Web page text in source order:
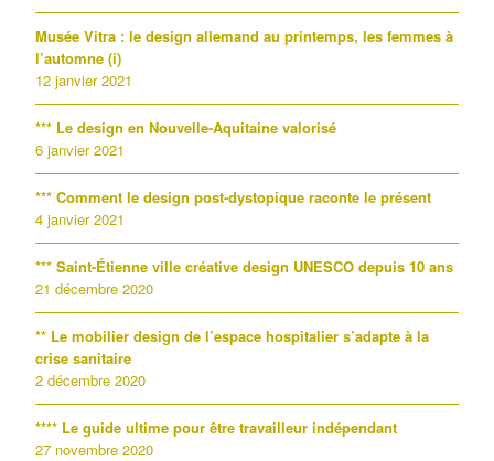
Musée Vitra : le design allemand au printemps, les femmes à
l’automne (i)
12 janvier 2021
*** Le design en Nouvelle-Aquitaine valorisé
6 janvier 2021
*** Comment le design post-dystopique raconte le présent
4 janvier 2021
*** Saint-Étienne ville créative design UNESCO depuis 10 ans
21 décembre 2020
** Le mobilier design de l’espace hospitalier s’adapte à la
crise sanitaire
2 décembre 2020
**** Le guide ultime pour être travailleur indépendant
27 novembre 2020